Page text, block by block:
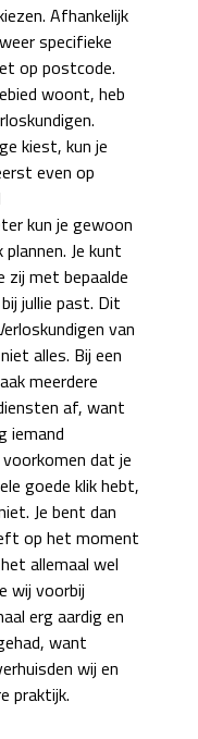
Afhankelijk
specifieke
op postcode.
woont, heb
kiest, kun je
even op
kun je gewoon
Je kunt
zij met bepaalde
jullie past. Dit
van
alles. Bij een
meerdere
af, want
iemand
dat je
goede klik hebt,
Je bent dan
op het moment
allemaal wel
wij voorbij
erg aardig en
want
wij en
praktijk.